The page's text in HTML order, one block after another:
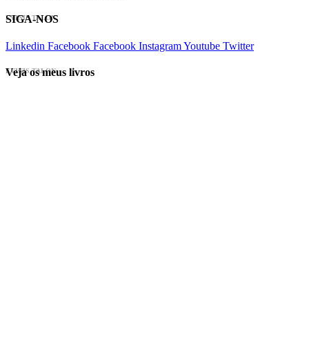
EVINIS TALON
SIGA-NOS
Linkedin Facebook Facebook InstagramYoutube Twitter
EVINIS TALON
Veja os meus livros